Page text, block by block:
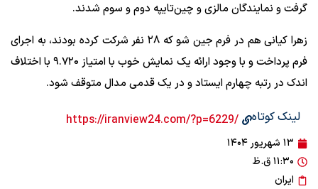
گرفت و نمایندگان مالزی و چین‌تایپه دوم و‌ سوم شدند.
زهرا کیانی هم در فرم جین شو که ۲۸ نفر شرکت کرده بودند، به اجرای
فرم پرداخت و با وجود ارائه یک نمایش خوب با امتیاز ۹.۷۲۰ با اختلاف
اندک در رتبه چهارم ایستاد و در یک قدمی مدال متوقف شود.
لینک کوتاه /https://iranview24.com/?p=6229
۱۳ شهریور ۱۴۰۴
۱۱:۳۰ ق.ظ
ایران